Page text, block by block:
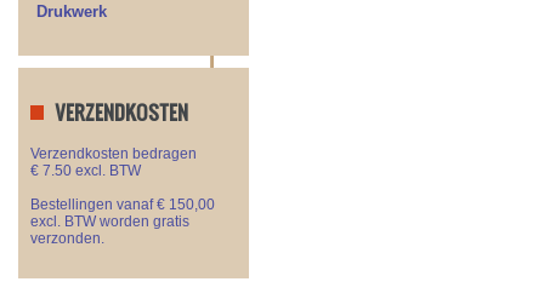
Drukwerk
VERZENDKOSTEN
Verzendkosten bedragen
€ 7.50 excl. BTW
Bestellingen vanaf € 150,00
excl. BTW worden gratis
verzonden.